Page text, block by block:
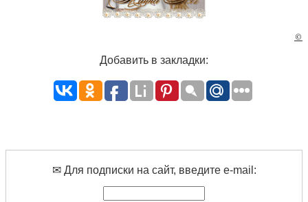
©
Добавить в закладки:
✉ Для подписки на сайт, введите e-mail: